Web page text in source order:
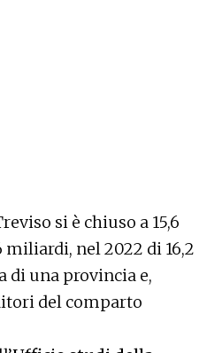
si è chiuso a 15,6
nel 2022 di 16,2
di una provincia e,
del comparto